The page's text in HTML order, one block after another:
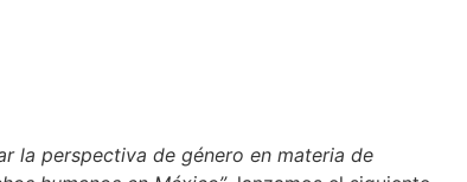
la perspectiva de género en materia de